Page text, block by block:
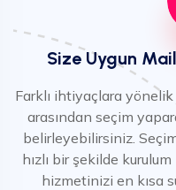
Size Uygun
Farklı ihtiyaçlara yönelik
arasından seçim
belirleyebilirsiniz.
hızlı bir şekilde
hizmetinizi en kısa